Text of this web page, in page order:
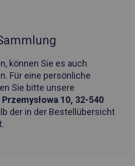
können Sie es auch
Für eine persönliche
Sie bitte unsere
Przemysłowa 10, 32-540
der in der Bestellübersicht